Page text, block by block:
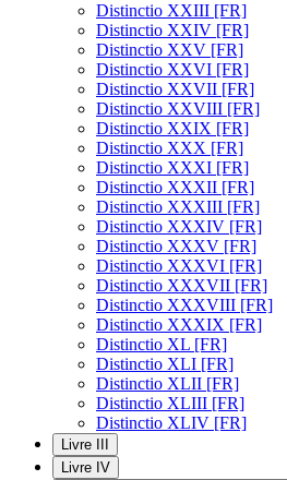
Distinctio XXIII [FR]
Distinctio XXIV [FR]
Distinctio XXV [FR]
Distinctio XXVI [FR]
Distinctio XXVII [FR]
Distinctio XXVIII [FR]
Distinctio XXIX [FR]
Distinctio XXX [FR]
Distinctio XXXI [FR]
Distinctio XXXII [FR]
Distinctio XXXIII [FR]
Distinctio XXXIV [FR]
Distinctio XXXV [FR]
Distinctio XXXVI [FR]
Distinctio XXXVII [FR]
Distinctio XXXVIII [FR]
Distinctio XXXIX [FR]
Distinctio XL [FR]
Distinctio XLI [FR]
Distinctio XLII [FR]
Distinctio XLIII [FR]
Distinctio XLIV [FR]
Livre III
Livre IV